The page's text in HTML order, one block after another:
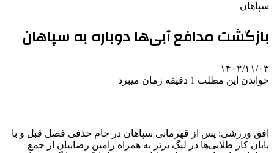
سپاهان
بازگشت مدافع آبی‌ها دوباره به سپاهان
۱۴۰۲/۱۱/۰۳
خواندن این مطلب 1 دقیقه زمان میبرد
افق ورزشی: پس از قهرمانی سپاهان در جام حذفی فصل قبل و با
پایان کار طلایی‌ها در لیگ برتر به همراه رامین رضاییان از جمع